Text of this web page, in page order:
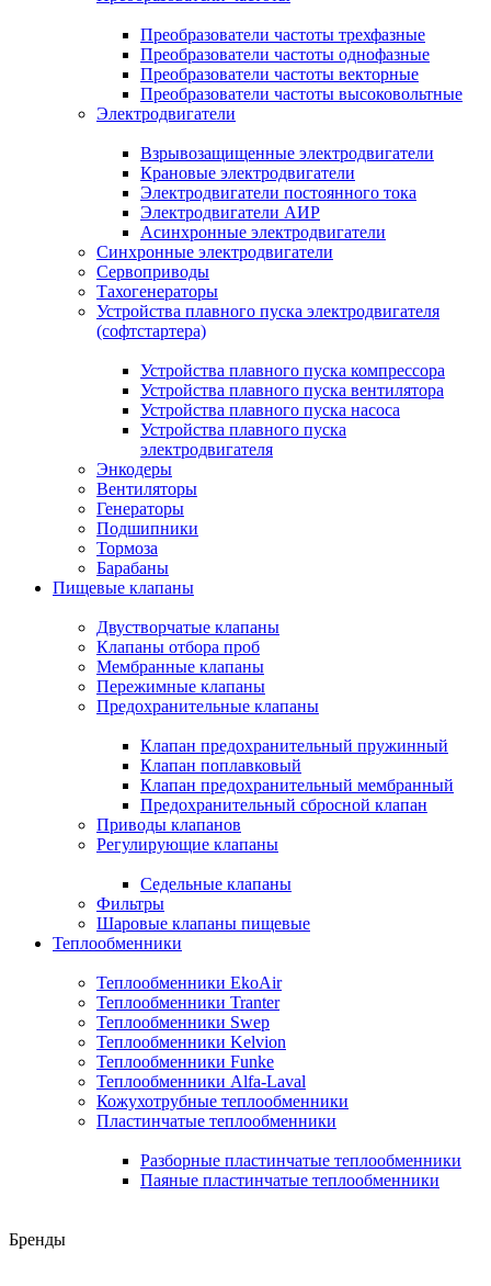
Преобразователи частоты трехфазные
Преобразователи частоты однофазные
Преобразователи частоты векторные
Преобразователи частоты высоковольтные
Электродвигатели
Взрывозащищенные электродвигатели
Крановые электродвигатели
Электродвигатели постоянного тока
Электродвигатели АИР
Асинхронные электродвигатели
Синхронные электродвигатели
Сервоприводы
Тахогенераторы
Устройства плавного пуска электродвигателя
(софтстартера)
Устройства плавного пуска компрессора
Устройства плавного пуска вентилятора
Устройства плавного пуска насоса
Устройства плавного пуска
электродвигателя
Энкодеры
Вентиляторы
Генераторы
Подшипники
Тормоза
Барабаны
Пищевые клапаны
Двустворчатые клапаны
Клапаны отбора проб
Мембранные клапаны
Пережимные клапаны
Предохранительные клапаны
Клапан предохранительный пружинный
Клапан поплавковый
Клапан предохранительный мембранный
Предохранительный сбросной клапан
Приводы клапанов
Регулирующие клапаны
Седельные клапаны
Фильтры
Шаровые клапаны пищевые
Теплообменники
Теплообменники EkoAir
Теплообменники Tranter
Теплообменники Swep
Теплообменники Kelvion
Теплообменники Funke
Теплообменники Alfa-Laval
Кожухотрубные теплообменники
Пластинчатые теплообменники
Разборные пластинчатые теплообменники
Паяные пластинчатые теплообменники
Бренды